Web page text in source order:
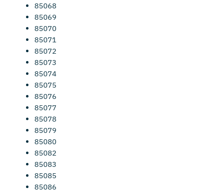
85068
85069
85070
85071
85072
85073
85074
85075
85076
85077
85078
85079
85080
85082
85083
85085
85086